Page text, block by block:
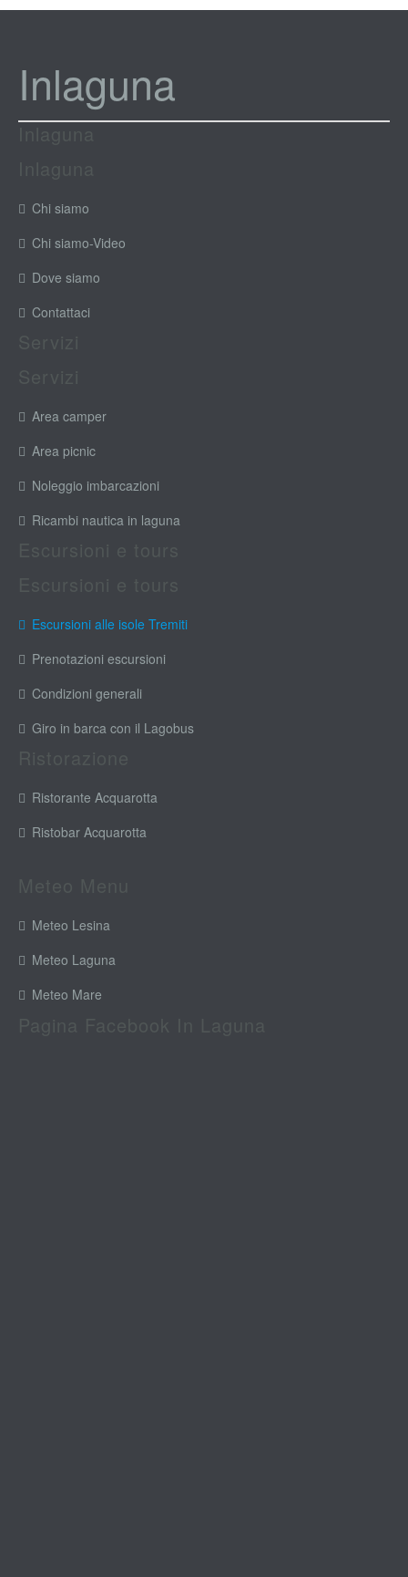
Inlaguna
Chi siamo
Chi siamo-Video
Dove siamo
Contattaci
Area camper
Area picnic
Noleggio imbarcazioni
Ricambi nautica in laguna
Escursioni alle isole Tremiti
Prenotazioni escursioni
Condizioni generali
Giro in barca con il Lagobus
Ristorante Acquarotta
Ristobar Acquarotta
Meteo Lesina
Meteo Laguna
Meteo Mare